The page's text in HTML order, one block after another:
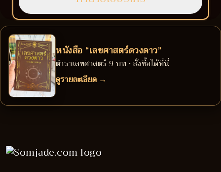
หนังสือ “เลขศาสตร์ดวงดาว”
ตำราเลขศาสตร์ 9 บท • สั่งซื้อได้ที่นี่
ดูรายละเอียด →